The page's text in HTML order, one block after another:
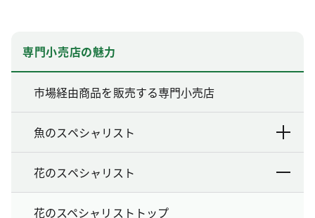
専門小売店の魅力
市場経由商品を販売する専門小売店
魚のスペシャリスト
花のスペシャリスト
花のスペシャリストトップ